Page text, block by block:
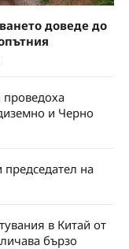
доведе до
проведоха
и Черно
на
в Китай от
бързо